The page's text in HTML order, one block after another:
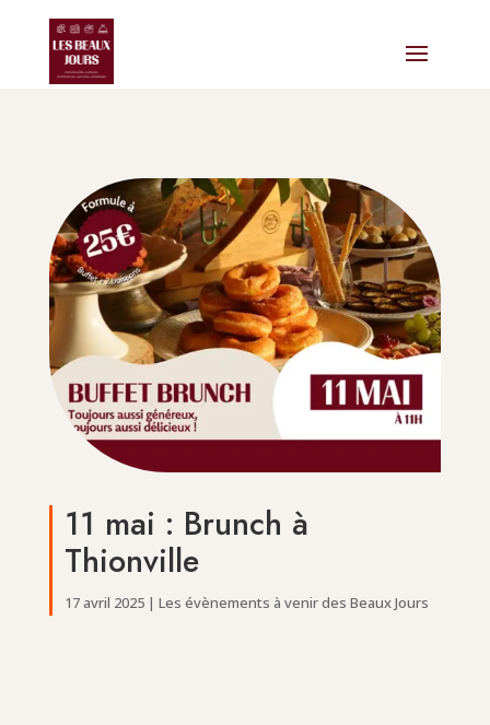
11 mai : Brunch à
Thionville
17 avril 2025| Les évènements à venir des Beaux Jours